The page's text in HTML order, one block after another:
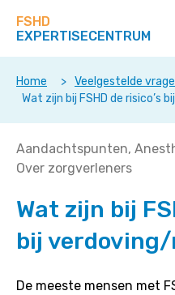
direct
op
deze
FSHD
EXPERTISECENTRUM
Home > Veelgestelde
Wat zijn bij FSHD de risico’s
Wat
zijn
FSHD
risico’s
verdoving/narcose?
Aandachtspunten
Over zorgverleners
Wat zijn bij
bij verdoving/
De meeste mensen met